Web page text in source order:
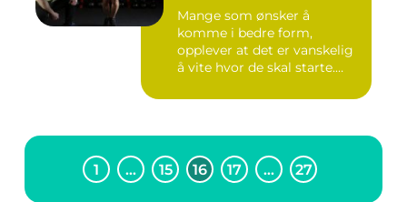
Mange som ønsker å
komme i bedre form,
opplever at det er vanskelig
å vite hvor de skal starte.
1 … 15 16 17 … 27